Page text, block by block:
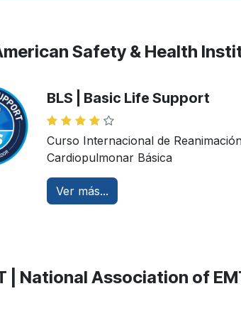
Safety & Health
BLS | Basic Life Support
Curso Internacional de
Cardiopulmonar Básica
Ver más...
| National Association of